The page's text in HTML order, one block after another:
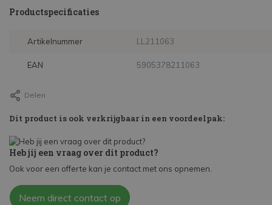
Productspecificaties
Artikelnummer LL211063
EAN 5905378211063
Delen
Dit product is ook verkrijgbaar in een voordeelpak:
Heb jij een vraag over dit product?
Ook voor een offerte kan je contact met ons opnemen.
Neem direct contact op